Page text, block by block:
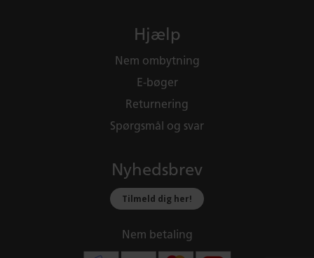
Hjælp
Nem ombytning
E-bøger
Returnering
Spørgsmål og svar
Nyhedsbrev
Tilmeld dig her!
Nem betaling